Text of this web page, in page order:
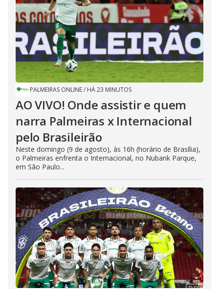
PALMEIRAS ONLINE/ HÁ 23 MINUTOS
AO VIVO! Onde assistir e quem
narra Palmeiras x Internacional
pelo Brasileirão
Neste domingo (9 de agosto), às 16h (horário de Brasília),
o Palmeiras enfrenta o Internacional, no Nubank Parque,
em São Paulo...